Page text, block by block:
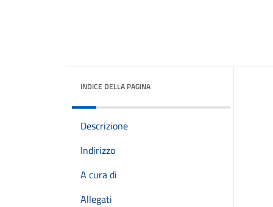
INDICE DELLA PAGINA
Descrizione
Indirizzo
A cura di
Allegati